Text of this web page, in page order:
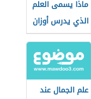
ماذا يسمى العلم
الذي يدرس أوزان
الشعر
علم الجمال عند